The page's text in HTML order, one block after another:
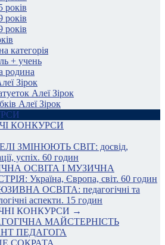
років
років
років
категорія
+ учень
родина
Зірок
Алеї Зірок
Алеї Зірок
КОНКУРСИ
ЗМІНЮЮТЬ СВІТ: досвід,
успіх. 60 годин
ОСВІТА І МУЗИЧНА
Україна, Європа, світ. 60 годин
ОСВІТА: педагогічні та
аспекти. 15 годин
КОНКУРСИ →
МАЙСТЕРНІСТЬ
ПЕДАГОГА
СОКРАТА